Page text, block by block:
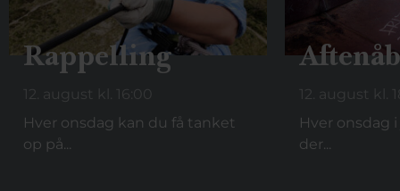
Rappelling
12. august kl. 16:00
Hver onsdag kan du få tanket
op på...
12. august kl.
Hver onsdag
der...